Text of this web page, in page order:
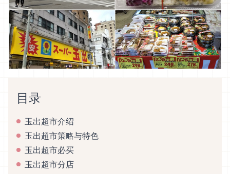
目录
玉出超市介绍
玉出超市策略与特色
玉出超市必买
玉出超市分店